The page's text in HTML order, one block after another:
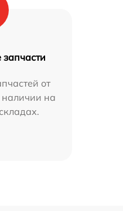
от
наличии на